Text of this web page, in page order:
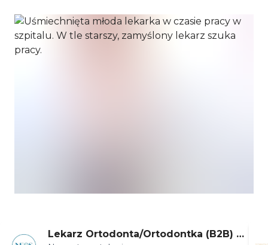
Lekarz Ortodonta/Ortodontka (B2B) –